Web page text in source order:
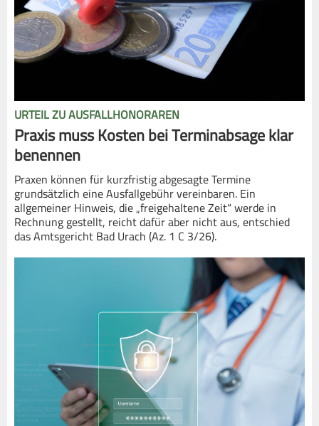
URTEIL ZU AUSFALLHONORAREN
Praxis muss Kosten bei Terminabsage klar
benennen
Praxen können für kurzfristig abgesagte Termine
grundsätzlich eine Ausfallgebühr vereinbaren. Ein
allgemeiner Hinweis, die „freigehaltene Zeit“ werde in
Rechnung gestellt, reicht dafür aber nicht aus, entschied
das Amtsgericht Bad Urach (Az. 1 C 3/26).